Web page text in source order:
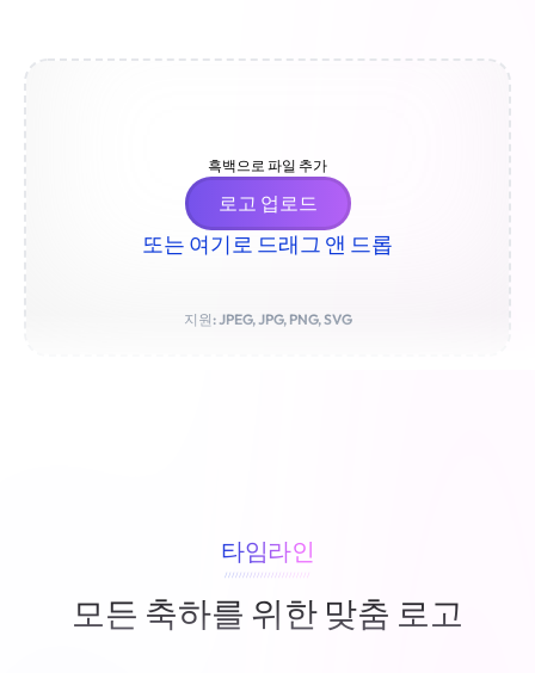
흑백으로 파일 추가
로고 업로드
또는 여기로 드래그 앤 드롭
지원: JPEG, JPG, PNG, SVG
타임라인
////////////////////////
모든 축하를 위한 맞춤 로고